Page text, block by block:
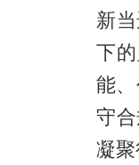
新
下
能
守
凝